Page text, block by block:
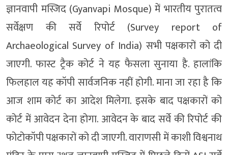
ज्ञानवापी मस्जिद (Gyanvapi Mosque) में भारतीय पुरातत्व
सर्वेक्षण की सर्वे रिपोर्ट (Survey report of
Archaeological Survey of India) सभी पक्षकारों को दी
जाएगी. फास्ट ट्रैक कोर्ट ने यह फैसला सुनाया है. हालांकि
फिलहाल यह कॉपी सार्वजनिक नहीं होगी. माना जा रहा है कि
आज शाम कोर्ट का आदेश मिलेगा. इसके बाद पक्षकारों को
कोर्ट में आवेदन देना होगा. आवेदन के बाद सर्वे की रिपोर्ट की
फोटोकॉपी पक्षकारों को दी जाएगी. वाराणसी में काशी विश्वनाथ